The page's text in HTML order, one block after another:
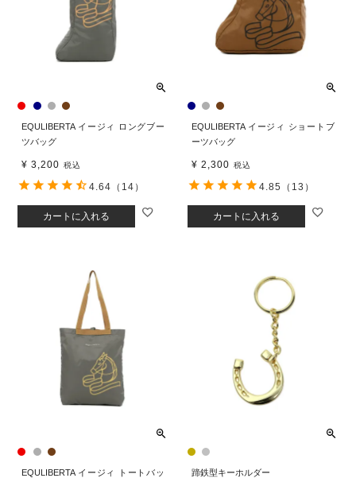
EQULIBERTA イージィ ロングブー
ツバッグ
¥ 3,200 税込
カートに入れる
4.64 （14）
EQULIBERTA イージィ ショートブ
ーツバッグ
¥ 2,300 税込
カートに入れる
4.85 （13）
EQULIBERTA イージィ トートバッ
蹄鉄型キーホルダー